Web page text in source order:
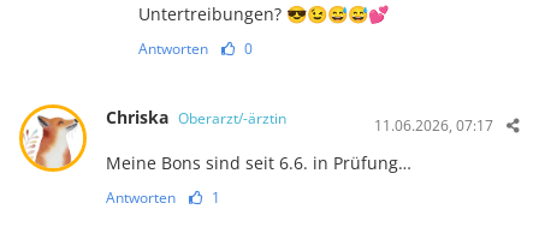
Untertreibungen? 😎😉😅😅💕
Antworten 0
Chriska Oberarzt/-ärztin 11.06.2026, 07:17
Meine Bons sind seit 6.6. in Prüfung…
Antworten 1